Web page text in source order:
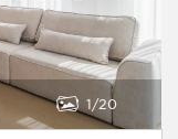
1 20